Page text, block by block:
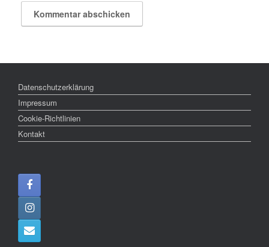
Datenschutzerklärung
Impressum
Cookie-Richtlinien
Kontakt